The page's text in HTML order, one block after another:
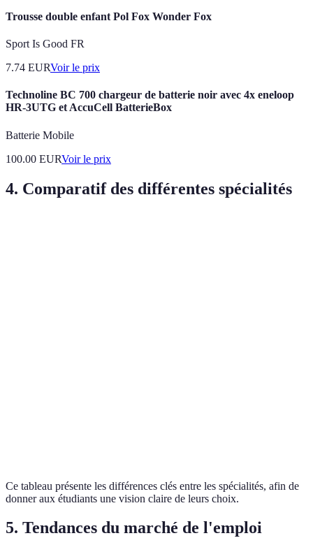
Trousse double enfant Pol Fox Wonder Fox
Sport Is Good FR
7.74 EURVoir le prix
Technoline BC 700 chargeur de batterie noir avec 4x eneloop
HR-3UTG et AccuCell BatterieBox
Batterie Mobile
100.00 EURVoir le prix
4. Comparatif des différentes spécialités
Ce tableau présente les différences clés entre les spécialités, afin de
donner aux étudiants une vision claire de leurs choix.
5. Tendances du marché de l'emploi